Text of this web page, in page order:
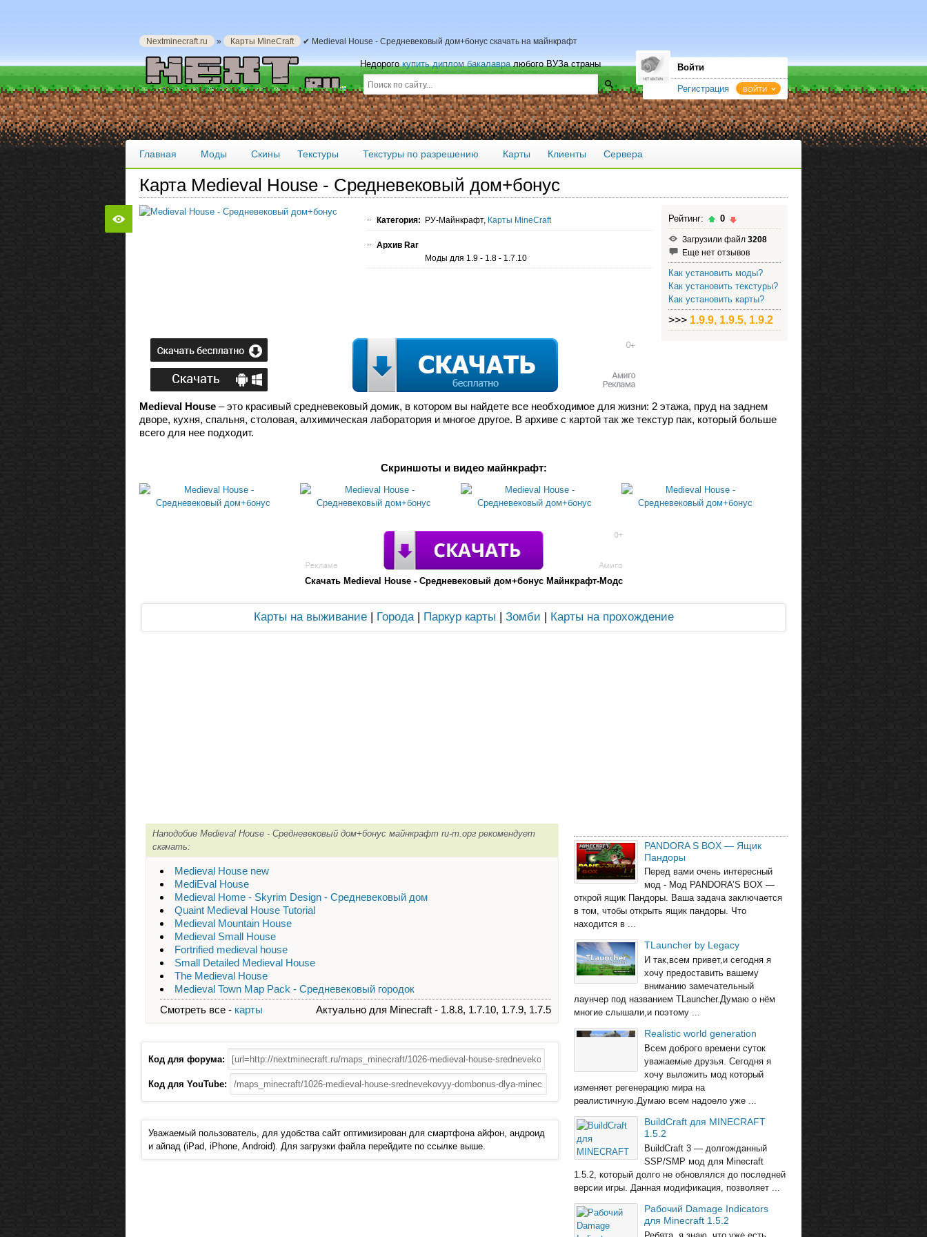
Nextminecraft.ru » Карты MineCraft ✔ Medieval House - Средневековый дом+бонус скачать на майнкрафт
Недорогокупить диплом бакалавралюбого ВУЗа страны Войти
Регистрация ВОЙТИ
Главная Моды Скины Текстуры Текстуры по разрешению Карты Клиенты Сервера
Карта Medieval House - Средневековый дом+бонус
Категория: РУ-Майнкрафт, Карты MineCraft
Архив Rar
Моды для 1.9 - 1.8 - 1.7.10
Рейтинг: 0
Загрузили файл 3208
Еще нет отзывов
Как установить моды?
Как установить текстуры?
Как установить карты?
>>> 1.9.9, 1.9.5, 1.9.2
Medieval House – это красивый средневековый домик, в котором вы найдете все необходимое для жизни: 2 этажа, пруд на заднем
дворе, кухня, спальня, столовая, алхимическая лаборатория и многое другое. В архиве с картой так же текстур пак, который больше
всего для нее подходит.
Скриншоты и видео майнкрафт:
Скачать Medieval House - Средневековый дом+бонус Майнкрафт-Модс
Карты на выживание| Города| Паркур карты Зомби Карты на прохождение
Наподобие Medieval House - Средневековый дом+бонус майнкрафт ru-m.орг рекомендует
скачать:
Medieval House new
MediEval House
Medieval Home - Skyrim Design - Средневековый дом
Quaint Medieval House Tutorial
Medieval Mountain House
Medieval Small House
Fortrified medieval house
Small Detailed Medieval House
The Medieval House
Medieval Town Map Pack - Средневековый городок
Смотреть все - карты Актуально для Minecraft - 1.8.8, 1.7.10, 1.7.9, 1.7.5
Код для форума:
Код для YouTube:
Уважаемый пользователь, для удобства сайт оптимизирован для смартфона айфон, андроид
и айпад (iPad, iPhone, Android). Для загрузки файла перейдите по ссылке выше.
PANDORA S BOX — Ящик
Пандоры
Перед вами очень интересный
мод - Мод PANDORA’S BOX —
открой ящик Пандоры. Ваша задача заключается
в том, чтобы открыть ящик пандоры. Что
находится в ...
TLauncher by Legacy
И так,всем привет,и сегодня я
хочу предоставить вашему
вниманию замечательный
лаунчер под названием TLauncher.Думаю о нём
многие слышали,и поэтому ...
Realistic world generation
Всем доброго времени суток
уважаемые друзья. Сегодня я
хочу выложить мод который
изменяет регенерацию мира на
реалистичную.Думаю всем надоело уже ...
BuildCraft для MINECRAFT
1.5.2
BuildCraft 3 — долгожданный
SSP/SMP мод для Minecraft
1.5.2, который долго не обновлялся до последней
версии игры. Данная модификация, позволяет ...
Рабочий Damage Indicators
для Minecraft 1.5.2